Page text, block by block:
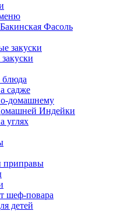
Фасоль
закуски
блюда
садже
домашнему
Индейки
углях
приправы
шеф-повара
детей